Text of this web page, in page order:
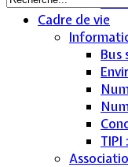
Cadre de vie
Bus
TIPI